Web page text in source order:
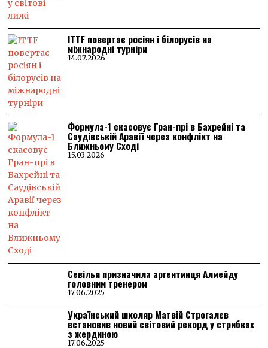
ITTF повертає росіян і білорусів на
міжнародні турніри
14.07.2026
Формула-1 скасовує Гран-прі в Бахрейні та
Саудівській Аравії через конфлікт на
Ближньому Сході
15.03.2026
Севілья призначила аргентинця Алмейду
головним тренером
17.06.2025
Український школяр Матвій Строгалєв
встановив новий світовий рекорд у стрибках
з жердиною
17.06.2025